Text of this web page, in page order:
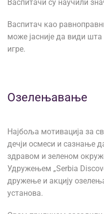
Васпитачи су научили
Васпитач као
може јасније да види шта
игре.
Озелењавање
Најбоља мотивација за
дечји осмеси и сазнање
здравом и зеленом
Удружењем „Serbia
дружење и акцију
установа.